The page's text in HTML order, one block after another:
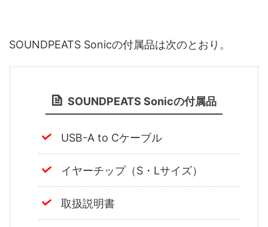
SOUNDPEATS Sonicの付属品は次のとおり。
SOUNDPEATS Sonicの付属品
USB-A to Cケーブル
イヤーチップ（S・Lサイズ）
取扱説明書